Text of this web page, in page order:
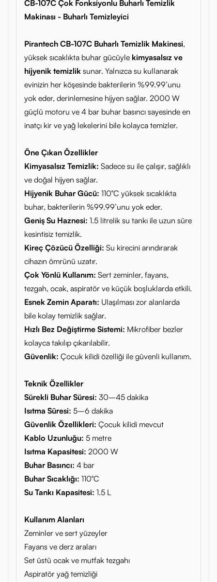
CB-107C Çok Fonksiyonlu Buharlı Temizlik
Makinası - Buharlı Temizleyici
Pirantech CB-107C Buharlı Temizlik Makinesi,
yüksek sıcaklıkta buhar gücüyle kimyasalsız ve
hijyenik temizlik sunar. Yalnızca su kullanarak
evinizin her köşesinde bakterilerin %99.99’unu
yok eder, derinlemesine hijyen sağlar. 2000 W
güçlü motoru ve 4 bar buhar basıncı sayesinde en
inatçı kir ve yağ lekelerini bile kolayca temizler.
Öne Çıkan Özellikler
Kimyasalsız Temizlik: Sadece su ile çalışır, sağlıklı
ve doğal hijyen sağlar.
Hijyenik Buhar Gücü: 110°C yüksek sıcaklıkta
buhar, bakterilerin %99.99’unu yok eder.
Geniş Su Haznesi: 1.5 litrelik su tankı ile uzun süre
kesintisiz temizlik.
Kireç Çözücü Özelliği: Su kirecini arındırarak
cihazın ömrünü uzatır.
Çok Yönlü Kullanım: Sert zeminler, fayans,
tezgah, ocak, aspiratör ve küçük boşluklarda etkili.
Esnek Zemin Aparatı: Ulaşılması zor alanlarda
bile kolay temizlik sağlar.
Hızlı Bez Değiştirme Sistemi: Mikrofiber bezler
kolayca takılıp çıkarılabilir.
Güvenlik: Çocuk kilidi özelliği ile güvenli kullanım.
Teknik Özellikler
Sürekli Buhar Süresi: 30–45 dakika
Isıtma Süresi: 5–6 dakika
Güvenlik Özellikleri: Çocuk kilidi mevcut
Kablo Uzunluğu: 5 metre
Isıtma Kapasitesi: 2000 W
Buhar Basıncı: 4 bar
Buhar Sıcaklığı: 110°C
Su Tankı Kapasitesi: 1.5 L
Kullanım Alanları
Zeminler ve sert yüzeyler
Fayans ve derz araları
Set üstü ocak ve mutfak tezgahı
Aspiratör yağ temizliği